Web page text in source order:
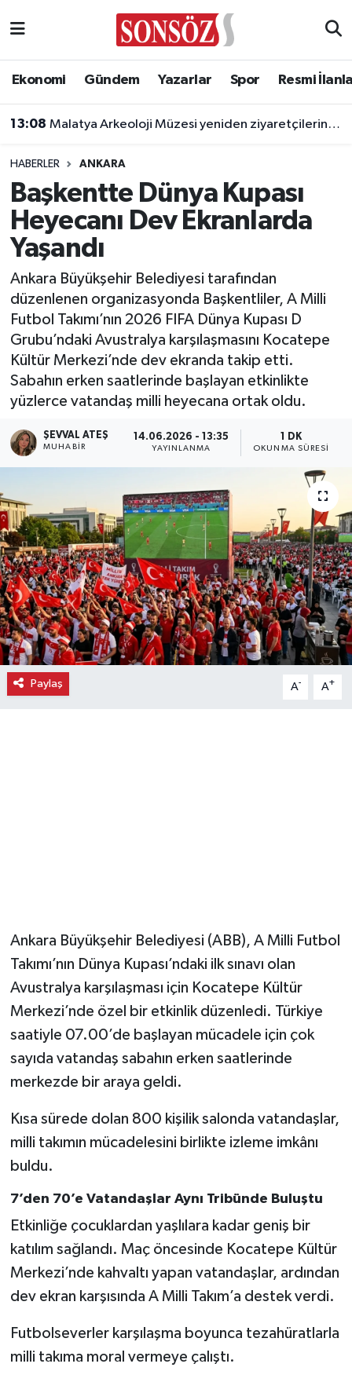
Ekonomi Gündem Yazarlar Spor Resmi
13:08 Malatya Arkeoloji Müzesi yeniden ziyaretçilerini ağırlayacak
HABERLER ANKARA
Başkentte Dünya Kupası
Heyecanı Dev Ekranlarda
Yaşandı
Ankara Büyükşehir Belediyesi tarafından
düzenlenen organizasyonda Başkentliler, A Milli
Futbol Takımı’nın 2026 FIFA Dünya Kupası D
Grubu’ndaki Avustralya karşılaşmasını Kocatepe
Kültür Merkezi’nde dev ekranda takip etti.
Sabahın erken saatlerinde başlayan etkinlikte
yüzlerce vatandaş milli heyecana ortak oldu.
ŞEVVAL ATEŞ
MUHABIR
14.06.2026 - 13:35
YAYINLANMA
1 DK
OKUNMA SÜRESI
Paylaş A- A+
Ankara Büyükşehir Belediyesi (ABB), A Milli Futbol
Takımı’nın Dünya Kupası’ndaki ilk sınavı olan
Avustralya karşılaşması için Kocatepe Kültür
Merkezi’nde özel bir etkinlik düzenledi. Türkiye
saatiyle 07.00’de başlayan mücadele için çok
sayıda vatandaş sabahın erken saatlerinde
merkezde bir araya geldi.
Kısa sürede dolan 800 kişilik salonda vatandaşlar,
milli takımın mücadelesini birlikte izleme imkânı
buldu.
7’den 70’e Vatandaşlar Aynı Tribünde Buluştu
Etkinliğe çocuklardan yaşlılara kadar geniş bir
katılım sağlandı. Maç öncesinde Kocatepe Kültür
Merkezi’nde kahvaltı yapan vatandaşlar, ardından
dev ekran karşısında A Milli Takım’a destek verdi.
Futbolseverler karşılaşma boyunca tezahüratlarla
milli takıma moral vermeye çalıştı.
Asayiş
Biyografi
Çevre
Diğer
Dünya
Eğitim
Ekonomi
Gurme
Haber
İlçe Haberleri
Keşfet
Kültür & Sanat
Sokak Hayvanlarını Sahiplendirme
Sonsöz Özel
Spor
Vasıta
Ankara Nöbetçi Eczaneler
Ankara Trafik Yoğunluk Haritası
Süper Lig Puan Durumu ve Fikstür
Tüm Manşetler
Son Dakika Haberleri
Haber Arşivi